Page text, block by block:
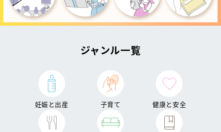
ジャンル一覧
妊娠と出産 子育て 健康と安全